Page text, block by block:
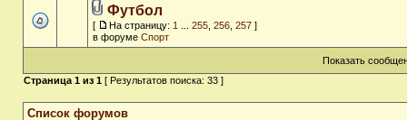
Футбол
[ На страницу: 1 255 256 257 ]
в форуме Спорт
Показать
Страница 1 из 1 [ Результатов поиска: 33 ]
Список форумов